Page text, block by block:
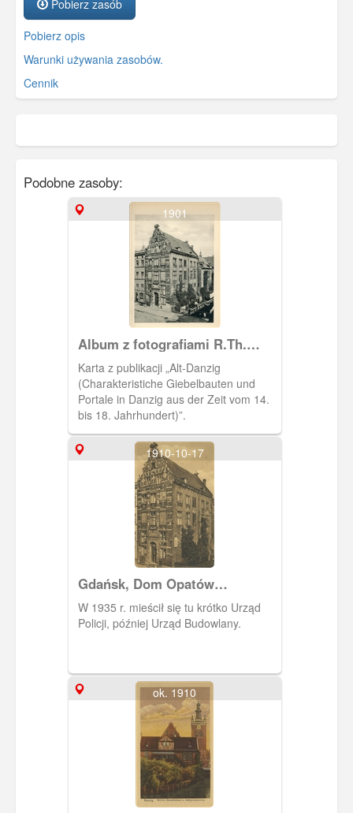
Pobierz zasób
Pobierz opis
Warunki używania zasobów.
Cennik
Podobne zasoby:
1901
Album z fotografiami R.Th.
Kuhna
Karta z publikacji „Alt-Danzig
(Charakteristiche Giebelbauten und
Portale in Danzig aus der Zeit vom 14.
bis 18. Jahrhundert)”.
1910-10-17
Gdańsk, Dom Opatów
Pelplińskich
W 1935 r. mieścił się tu krótko Urząd
Policji, później Urząd Budowlany.
ok. 1910